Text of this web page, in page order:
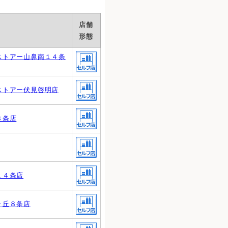
店舗
形態
アー山鼻南１４条
アー伏見啓明店
条店
４条店
丘８条店